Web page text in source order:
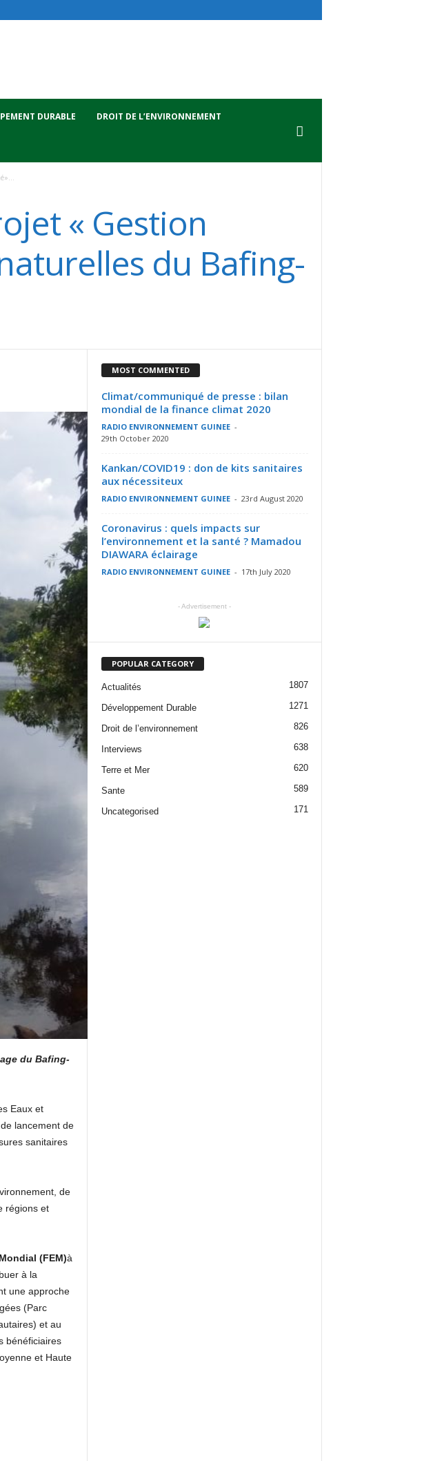
DURABLE DROIT DE L’ENVIRONNEMENT
« Gestion
du Bafing-
du Bafing-
Eaux et
lancement de
sanitaires
de
régions et
(FEM)à
à la
une approche
(Parc
et au
bénéficiaires
et Haute
MOST COMMENTED
Climat/communiqué de presse : bilan
mondial de la finance climat 2020
RADIO ENVIRONNEMENT GUINEE -
29th October 2020
Kankan/COVID19 : don de kits sanitaires
aux nécessiteux
RADIO ENVIRONNEMENT GUINEE - 23rd August 2020
Coronavirus : quels impacts sur
l’environnement et la santé ? Mamadou
DIAWARA éclairage
RADIO ENVIRONNEMENT GUINEE - 17th July 2020
- Advertisement -
POPULAR CATEGORY
Actualités 1807
Développement Durable 1271
Droit de l’environnement 826
Interviews 638
Terre et Mer 620
Sante 589
Uncategorised 171